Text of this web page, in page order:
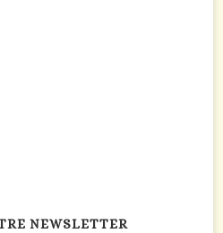
NEWSLETTER